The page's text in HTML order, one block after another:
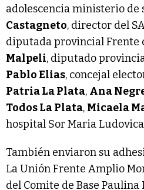
adolescencia ministerio de
Castagneto, director del
diputada provincial Frente
Malpeli, diputado
Pablo Elias, concejal
Patria La Plata, Ana
Todos La Plata, Micaela
hospital Sor Maria
También enviaron su
La Unión Frente Amplio
del Comite de Base